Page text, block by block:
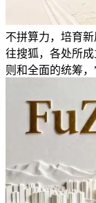
不拼算力，培育
往搜狐，各处所
则和全面的统筹，